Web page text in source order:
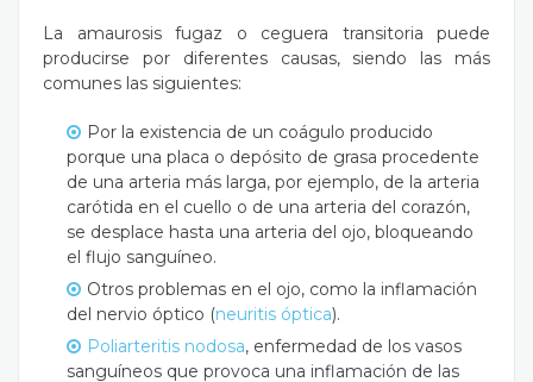
La amaurosis fugaz o ceguera transitoria puede
producirse por diferentes causas, siendo las más
comunes las siguientes:
Por la existencia de un coágulo producido
porque una placa o depósito de grasa procedente
de una arteria más larga, por ejemplo, de la arteria
carótida en el cuello o de una arteria del corazón,
se desplace hasta una arteria del ojo, bloqueando
el flujo sanguíneo.
Otros problemas en el ojo, como la inflamación
del nervio óptico (neuritis óptica).
Poliarteritis nodosa, enfermedad de los vasos
sanguíneos que provoca una inflamación de las